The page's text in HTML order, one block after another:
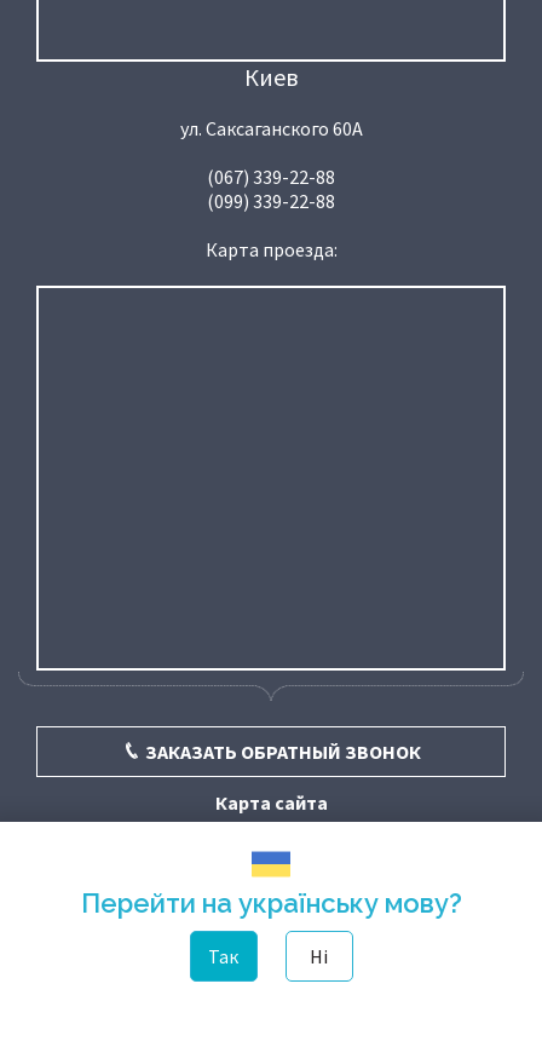
Перейти на українську мову?
Так Ні
Киев
ул. Саксаганского 60А
(067) 339-22-88
(099) 339-22-88
Карта проезда:
ЗАКАЗАТЬ ОБРАТНЫЙ ЗВОНОК
Карта сайта